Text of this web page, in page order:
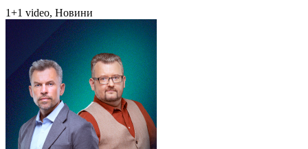
1+1 video, Новини